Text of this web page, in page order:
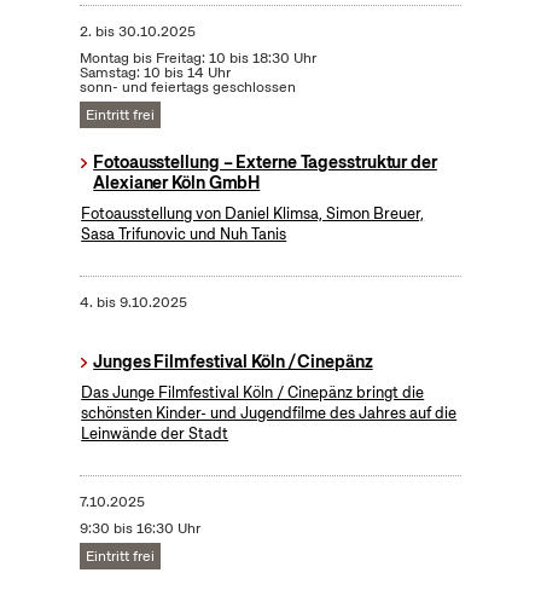
2. bis30.10.2025
Montag bis Freitag: 10 bis 18:30 Uhr
Samstag: 10 bis 14 Uhr
sonn- und feiertags geschlossen
Eintritt frei
Fotoausstellung – Externe Tagesstruktur der
Alexianer Köln GmbH
Fotoausstellung von Daniel Klimsa, Simon Breuer,
Sasa Trifunovic und Nuh Tanis
4. bis9.10.2025
Junges Filmfestival Köln / Cinepänz
Das Junge Filmfestival Köln / Cinepänz bringt die
schönsten Kinder- und Jugendfilme des Jahres auf die
Leinwände der Stadt
7.10.2025
9:30 bis 16:30 Uhr
Eintritt frei